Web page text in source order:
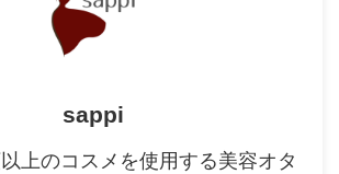
sappi
上のコスメを使用する美容オタ